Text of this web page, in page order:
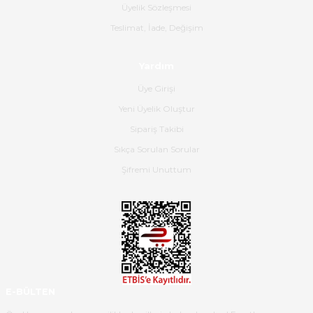
satış personeline de güzel ve
Ürün iki gün içinde elime
hassasiyetleri ve Ürünün kalitesi
Üyelik Sözleşmesi
Teslimat, İade, Değişim
Üye Girişi
Yeni Üyelik Oluştur
Sipariş Takibi
Sıkça Sorulan Sorular
Şifremi Unuttum